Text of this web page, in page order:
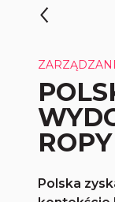
Polska